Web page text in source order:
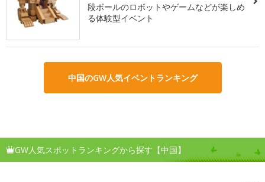
段ボールのロボットやゲームなどが楽しめ
る体験型イベント
中国のGW人気イベントランキング
GW人気スポットランキングから探す【中国】